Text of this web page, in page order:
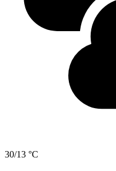
30/13 °C